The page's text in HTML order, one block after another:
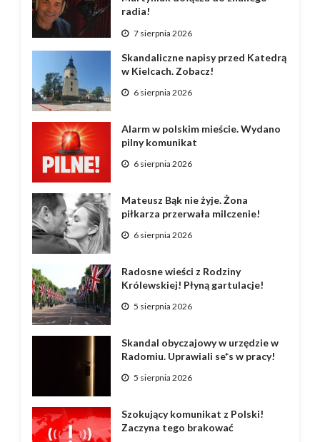
radia!
7 sierpnia 2026
Skandaliczne napisy przed Katedrą
w Kielcach. Zobacz!
6 sierpnia 2026
Alarm w polskim mieście. Wydano
pilny komunikat
6 sierpnia 2026
Mateusz Bąk nie żyje. Żona
piłkarza przerwała milczenie!
6 sierpnia 2026
Radosne wieści z Rodziny
Królewskiej! Płyną gartulacje!
5 sierpnia 2026
Skandal obyczajowy w urzędzie w
Radomiu. Uprawiali se*s w pracy!
5 sierpnia 2026
Szokujący komunikat z Polski!
Zaczyna tego brakować